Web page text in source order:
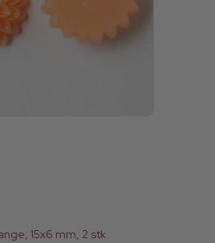
15x6 mm, 2 stk.